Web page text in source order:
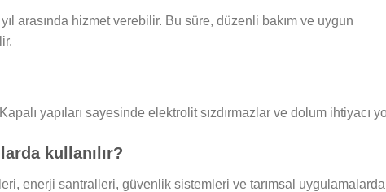
arasında hizmet verebilir. Bu süre, düzenli bakım ve uygun
yapıları sayesinde elektrolit sızdırmazlar ve dolum ihtiyacı
kullanılır?
enerji santralleri, güvenlik sistemleri ve tarımsal uygulamalarda